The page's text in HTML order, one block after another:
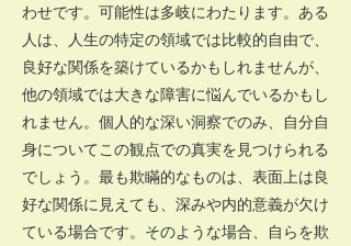
わせです。可能性は多岐にわたります。ある
人は、人生の特定の領域では比較的自由で、
良好な関係を築けているかもしれませんが、
他の領域では大きな障害に悩んでいるかもし
れません。個人的な深い洞察でのみ、自分自
身についてこの観点での真実を見つけられる
でしょう。最も欺瞞的なものは、表面上は良
好な関係に見えても、深みや内的意義が欠け
ている場合です。そのような場合、自らを欺